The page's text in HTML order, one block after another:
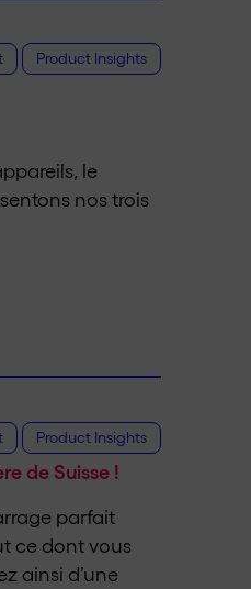
Product Insights
le
nos trois
Product Insights
de Suisse !
parfait
ce dont vous
ainsi d’une